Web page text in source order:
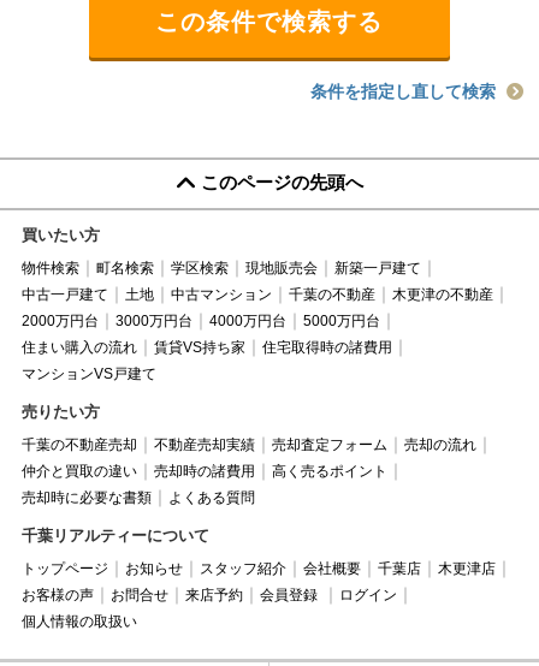
条件を指定し直して検索
このページの先頭へ
買いたい方
物件検索 町名検索 学区検索 現地販売会
新築一戸建て
中古一戸建て
土地 中古マンション 千葉の不動産
木更津の不動産
2000万円台
3000万円台 4000万円台
5000万円台
住まい購入の流れ
賃貸VS持ち家
住宅取得時の諸費用
マンションVS戸建て
売りたい方
千葉の不動産売却 不動産売却実績 売却査定フォーム
売却の流れ
仲介と買取の違い
売却時の諸費用
高く売るポイント
売却時に必要な書類
よくある質問
千葉リアルティーについて
トップページ お知らせ スタッフ紹介 会社概要 千葉店
木更津店
お客様の声
お問合せ 来店予約 会員登録
ログイン
個人情報の取扱い